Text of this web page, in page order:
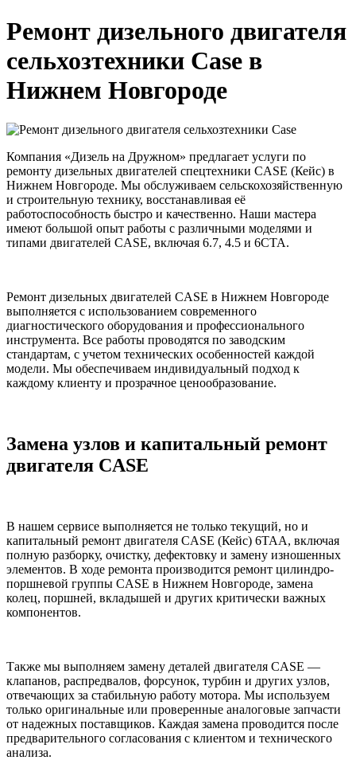
Ремонт дизельного двигателя
сельхозтехники Case в
Нижнем Новгороде
Компания «Дизель на Дружном» предлагает услуги по
ремонту дизельных двигателей спецтехники CASE (Кейс) в
Нижнем Новгороде. Мы обслуживаем сельскохозяйственную
и строительную технику, восстанавливая её
работоспособность быстро и качественно. Наши мастера
имеют большой опыт работы с различными моделями и
типами двигателей CASE, включая 6.7, 4.5 и 6CTA.
Ремонт дизельных двигателей CASE в Нижнем Новгороде
выполняется с использованием современного
диагностического оборудования и профессионального
инструмента. Все работы проводятся по заводским
стандартам, с учетом технических особенностей каждой
модели. Мы обеспечиваем индивидуальный подход к
каждому клиенту и прозрачное ценообразование.
Замена узлов и капитальный ремонт
двигателя CASE
В нашем сервисе выполняется не только текущий, но и
капитальный ремонт двигателя CASE (Кейс) 6TAA, включая
полную разборку, очистку, дефектовку и замену изношенных
элементов. В ходе ремонта производится ремонт цилиндро-
поршневой группы CASE в Нижнем Новгороде, замена
колец, поршней, вкладышей и других критически важных
компонентов.
Также мы выполняем замену деталей двигателя CASE —
клапанов, распредвалов, форсунок, турбин и других узлов,
отвечающих за стабильную работу мотора. Мы используем
только оригинальные или проверенные аналоговые запчасти
от надежных поставщиков. Каждая замена проводится после
предварительного согласования с клиентом и технического
анализа.